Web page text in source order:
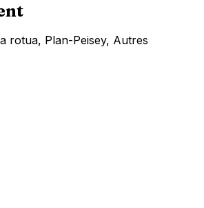
rotua, Plan-Peisey, Autres